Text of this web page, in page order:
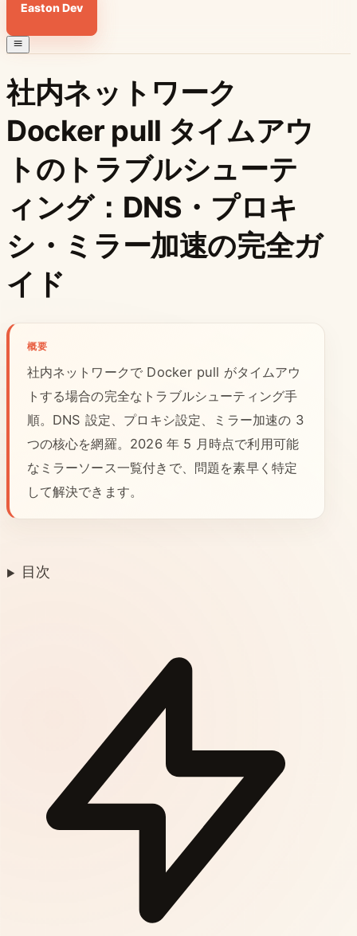
Easton Dev
社内ネットワーク
Docker pull タイムアウ
トのトラブルシューテ
ィング：DNS・プロキ
シ・ミラー加速の完全ガ
イド
概要
社内ネットワークで Docker pull がタイムアウ
トする場合の完全なトラブルシューティング手
順。DNS 設定、プロキシ設定、ミラー加速の 3
つの核心を網羅。2026 年 5 月時点で利用可能
なミラーソース一覧付きで、問題を素早く特定
して解決できます。
目次